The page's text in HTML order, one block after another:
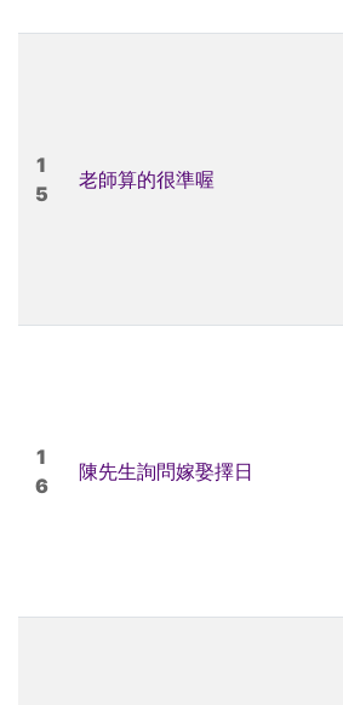
1
5
老師算的很準喔
1
6
陳先生詢問嫁娶擇日